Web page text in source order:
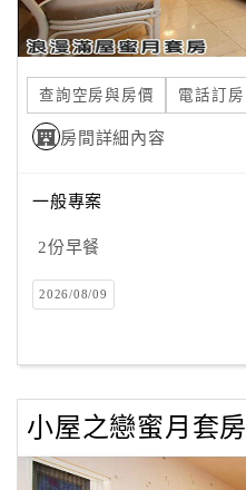
訂
單
管
理
員
戶
客
服
聯
單
查詢空房與房價 電話訂房
房間詳細內容
一般專案
2份早餐
2026/08/09
小屋之戀蜜月套房